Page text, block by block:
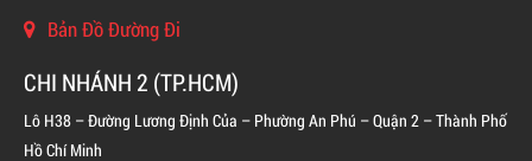
Bản Đồ Đường Đi
CHI NHÁNH 2 (TP.HCM)
Lô H38 – Đường Lương Định Của – Phường An Phú – Quận 2 – Thành Phố
Hồ Chí Minh